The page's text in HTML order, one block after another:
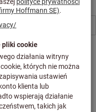
testo
Termometr na podczerwień
od395,69 PLN